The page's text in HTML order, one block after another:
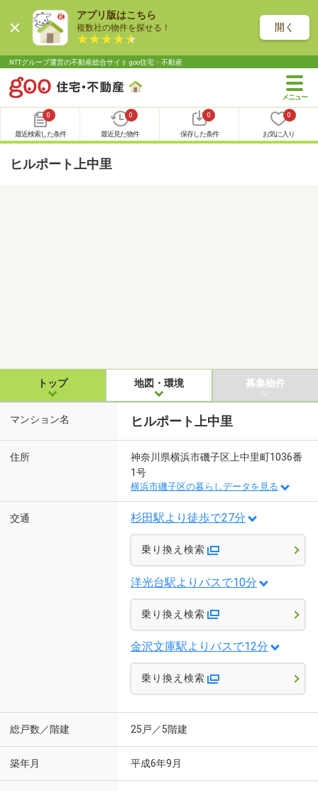
アプリ版はこちら
複数社の物件を探せる！ 開く
NTTグループ運営の不動産総合サイト goo住宅・不動産
0
最近検索した条件
0
最近見た物件
0
保存した条件
0
お気に入り
ヒルポート上中里
トップ 地図・環境 募集物件
マンション名 ヒルポート上中里
住所
神奈川県横浜市磯子区上中里町1036番
1号
横浜市磯子区の暮らしデータを見る
交通 杉田駅より徒歩で27分
乗り換え検索
洋光台駅よりバスで10分
乗り換え検索
金沢文庫駅よりバスで12分
乗り換え検索
総戸数／階建 25戸／5階建
築年月 平成6年9月